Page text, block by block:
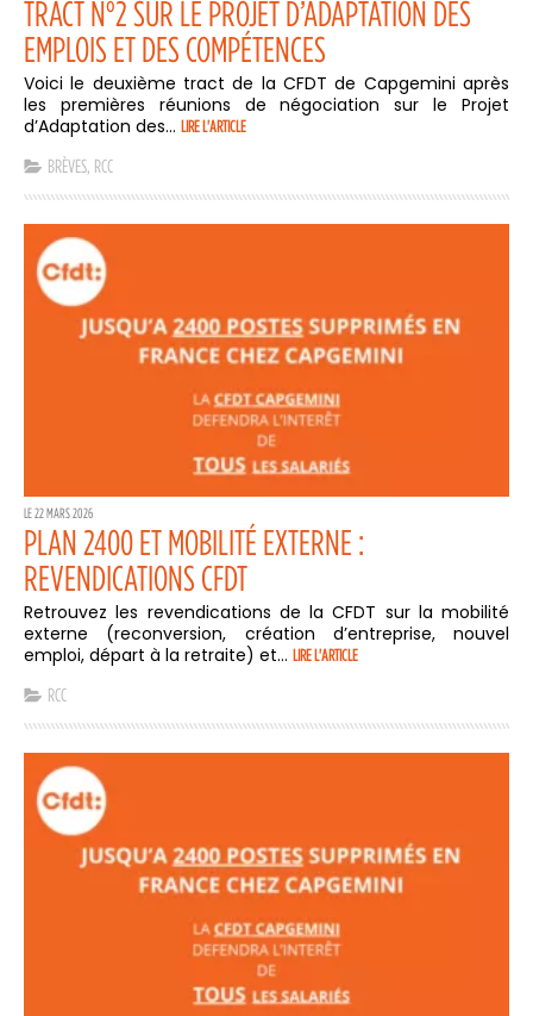
TRACT N°2 SUR LE PROJET D’ADAPTATION DES
EMPLOIS ET DES COMPÉTENCES
Voici le deuxième tract de la CFDT de Capgemini après
les premières réunions de négociation sur le Projet
d’Adaptation des... LIRE L'ARTICLE
BRÈVES RCC
LE 22 MARS 2026
PLAN 2400 ET MOBILITÉ EXTERNE :
REVENDICATIONS CFDT
Retrouvez les revendications de la CFDT sur la mobilité
externe (reconversion, création d’entreprise, nouvel
emploi, départ à la retraite) et... LIRE L'ARTICLE
RCC